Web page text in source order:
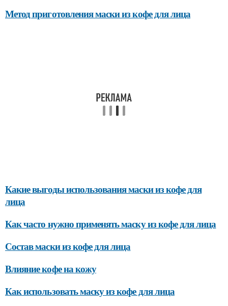
Метод приготовления маски из кофе для лица
Какие выгоды использования маски из кофе для
лица
Как часто нужно применять маску из кофе для лица
Состав маски из кофе для лица
Влияние кофе на кожу
Как использовать маску из кофе для лица